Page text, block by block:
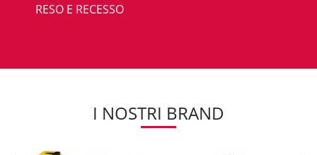
RESO E RECESSO
I NOSTRI BRAND